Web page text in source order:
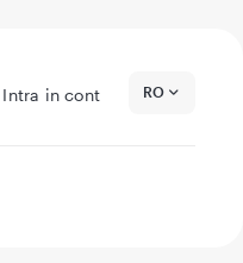
Intra in cont RO